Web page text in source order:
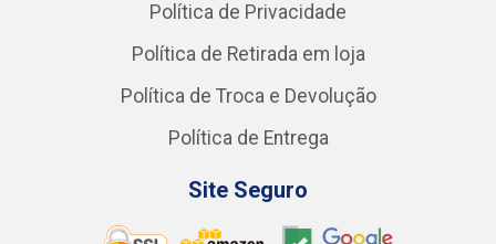
Política de Privacidade
Política de Retirada em loja
Política de Troca e Devolução
Política de Entrega
Site Seguro